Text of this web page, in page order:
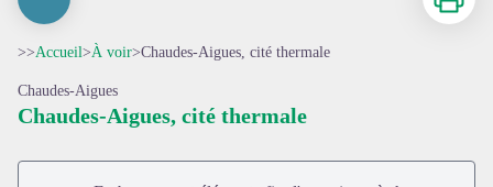
>>Accueil>À voir>Chaudes-Aigues, cité thermale
Chaudes-Aigues
Chaudes-Aigues, cité thermale